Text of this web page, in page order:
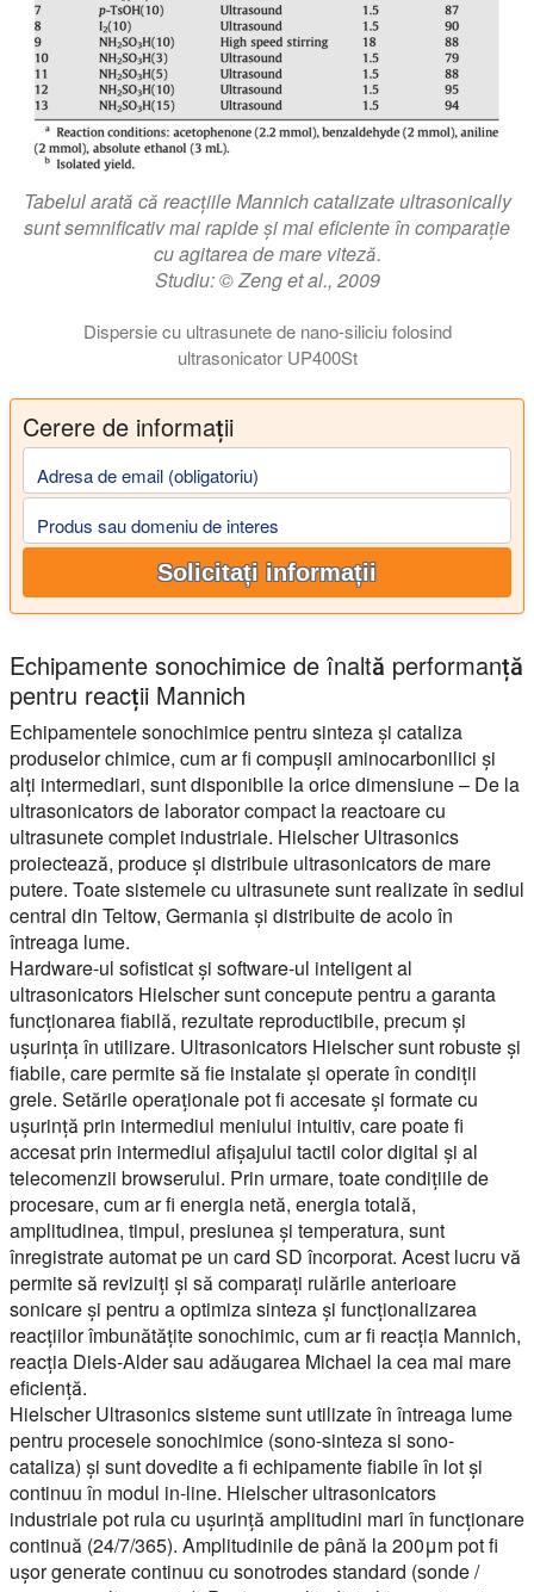
Tabelul arată că reacțiile Mannich catalizate ultrasonically
sunt semnificativ mai rapide și mai eficiente în comparație
cu agitarea de mare viteză.
Studiu: © Zeng et al., 2009
Dispersie cu ultrasunete de nano-siliciu folosind
ultrasonicator UP400St
Cerere de informații
Adresa de email (obligatoriu)
Produs sau domeniu de interes
Solicitați informații
Echipamente sonochimice de înaltă performanță
pentru reacții Mannich
Echipamentele sonochimice pentru sinteza și cataliza
produselor chimice, cum ar fi compușii aminocarbonilici și
alți intermediari, sunt disponibile la orice dimensiune – De la
ultrasonicators de laborator compact la reactoare cu
ultrasunete complet industriale. Hielscher Ultrasonics
proiectează, produce și distribuie ultrasonicators de mare
putere. Toate sistemele cu ultrasunete sunt realizate în sediul
central din Teltow, Germania și distribuite de acolo în
întreaga lume.
Hardware-ul sofisticat și software-ul inteligent al
ultrasonicators Hielscher sunt concepute pentru a garanta
funcționarea fiabilă, rezultate reproductibile, precum și
ușurința în utilizare. Ultrasonicators Hielscher sunt robuste și
fiabile, care permite să fie instalate și operate în condiții
grele. Setările operaționale pot fi accesate și formate cu
ușurință prin intermediul meniului intuitiv, care poate fi
accesat prin intermediul afișajului tactil color digital și al
telecomenzii browserului. Prin urmare, toate condițiile de
procesare, cum ar fi energia netă, energia totală,
amplitudinea, timpul, presiunea și temperatura, sunt
înregistrate automat pe un card SD încorporat. Acest lucru vă
permite să revizuiți și să comparați rulările anterioare
sonicare și pentru a optimiza sinteza și funcționalizarea
reacțiilor îmbunătățite sonochimic, cum ar fi reacția Mannich,
reacția Diels-Alder sau adăugarea Michael la cea mai mare
eficiență.
Hielscher Ultrasonics sisteme sunt utilizate în întreaga lume
pentru procesele sonochimice (sono-sinteza si sono-
cataliza) și sunt dovedite a fi echipamente fiabile în lot și
continuu în modul in-line. Hielscher ultrasonicators
industriale pot rula cu ușurință amplitudini mari în funcționare
continuă (24/7/365). Amplitudinile de până la 200μm pot fi
ușor generate continuu cu sonotrodes standard (sonde /